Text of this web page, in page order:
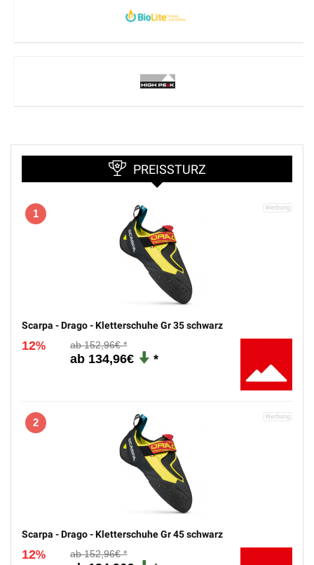
PREISSTURZ
1
Scarpa - Drago - Kletterschuhe Gr 35 schwarz
12% 152,96€
134,96€
2
Scarpa - Drago - Kletterschuhe Gr 45 schwarz
12% 152,96€